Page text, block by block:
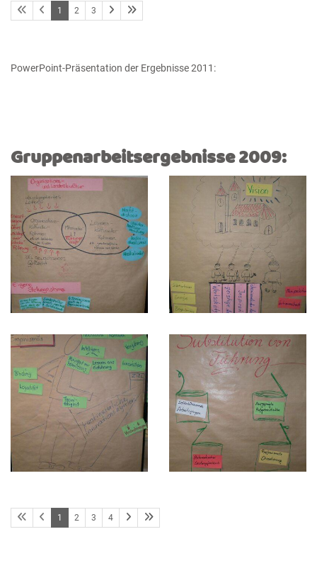
1 2 3
PowerPoint-Präsentation der Ergebnisse 2011:
Gruppenarbeitsergebnisse 2009:
1 2 3 4